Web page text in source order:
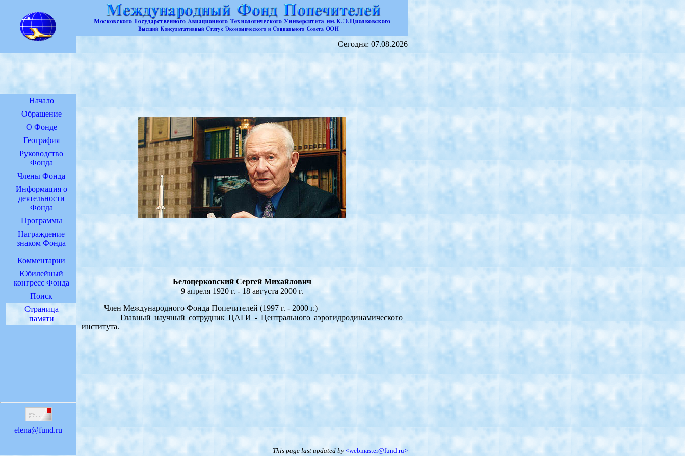
Сегодня: 07.08.2026
Начало
Обращение
О Фонде
География
Руководство
Фонда
Члены Фонда
Информация о
деятельности
Фонда
Программы
Награждение
знаком Фонда
Комментарии
Юбилейный
конгресс Фонда
Поиск
Страница
памяти
Белоцерковский Сергей Михайлович
9 апреля 1920 г. - 18 августа 2000 г.
Член Международного Фонда Попечителей (1997 г. - 2000 г.)
Главный научный сотрудник ЦАГИ - Центрального аэрогидродинамического
института.
elena@fund.ru
This page last updated by <webmaster@fund.ru>